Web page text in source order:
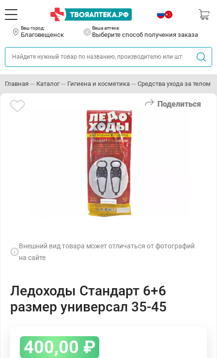
Ваш город:
Благовещенск
Ваша аптека:
Выберите способ получения заказа
Главная Каталог Гигиена и косметика Средства ухода за телом
Поделиться
Внешний вид товара может отличаться от фотографий
на сайте
Ледоходы Стандарт 6+6
размер универсал 35-45
400,00 ₽